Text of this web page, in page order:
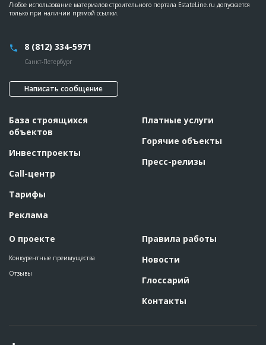
Любое использование материалов строительного портала EstateLine.ru допускается
только при наличии прямой ссылки.
8 (812) 334-5971
Санкт-Петербург
Написать сообщение
База строящихся
объектов
Инвестпроекты
Call-центр
Тарифы
Реклама
О проекте
Конкурентные преимущества
Отзывы
Платные услуги
Горячие объекты
Пресс-релизы
Правила работы
Новости
Глоссарий
Контакты